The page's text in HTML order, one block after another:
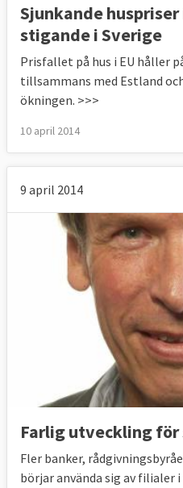
Sjunkande
stigande i Sverige
Prisfallet på hus i EU håller
tillsammans med Estland
ökningen. >>>
10 april 2014
9 april 2014
Farlig utveckling för
Fler banker,
börjar använda sig av filialer